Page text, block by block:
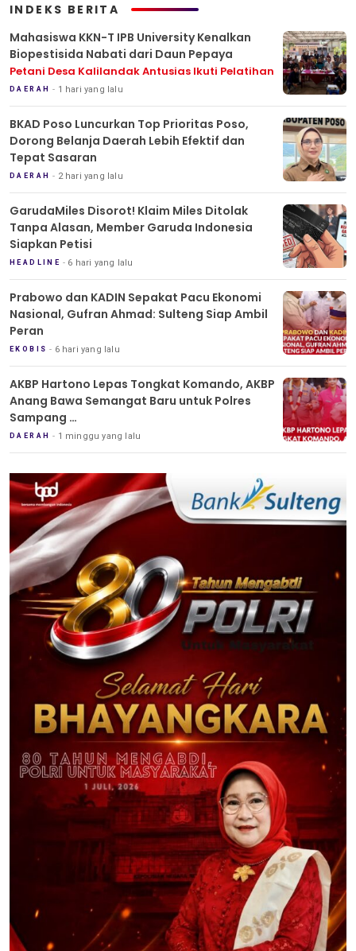
INDEKS BERITA
Mahasiswa KKN-T IPB University Kenalkan
Biopestisida Nabati dari Daun Pepaya
Petani Desa Kalilandak Antusias Ikuti Pelatihan
DAERAH 1 hari yang lalu
BKAD Poso Luncurkan Top Prioritas Poso,
Dorong Belanja Daerah Lebih Efektif dan
Tepat Sasaran
DAERAH 2 hari yang lalu
GarudaMiles Disorot! Klaim Miles Ditolak
Tanpa Alasan, Member Garuda Indonesia
Siapkan Petisi
HEADLINE 6 hari yang lalu
Prabowo dan KADIN Sepakat Pacu Ekonomi
Nasional, Gufran Ahmad: Sulteng Siap Ambil
Peran
EKOBIS 6 hari yang lalu
AKBP Hartono Lepas Tongkat Komando, AKBP
Anang Bawa Semangat Baru untuk Polres
Sampang
Tradisi Pedang Pora Iringi Sertijab Kapolres
Sampang
DAERAH 1 minggu yang lalu